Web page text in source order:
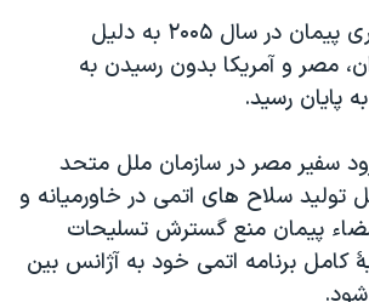
نشست قبلی بازنگری پيمان در سال ۲۰۰۵ به دليل
مصر و آمريکا بدون رسيدن به
پايان رسيد.
رود سفير مصر در سازمان ملل متحد
توليد سلاح های اتمی در خاورميانه و
پيمان منع گسترش تسليحات
کامل برنامه اتمی خود به آژانس بين
شود.